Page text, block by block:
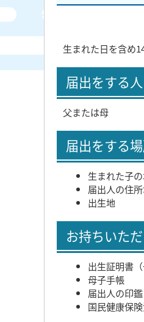
生まれた日を含め
届出をする人
父または母
届出をする
生まれた子
届出人の住
出生地
お持ちいた
出生証明書
母子手帳
届出人の印鑑
国民健康保